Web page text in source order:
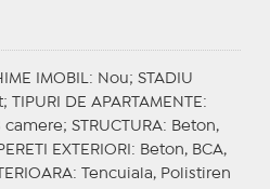
IMOBIL : Nou; STADIU
TIPURI DE APARTAMENTE :
camere; STRUCTURA: Beton,
EXTERIORI : Beton, BCA,
: Tencuiala, Polistiren